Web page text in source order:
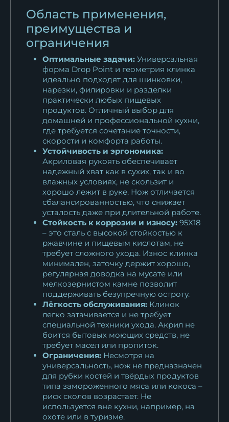
Область применения,
преимущества и
ограничения
Оптимальные задачи: Универсальная
форма Drop Point и геометрия клинка
идеально подходят для шинковки,
нарезки, филировки и разделки
практически любых пищевых
продуктов. Отличный выбор для
домашней и профессиональной кухни,
где требуется сочетание точности,
скорости и комфорта работы.
Устойчивость и эргономика:
Акриловая рукоять обеспечивает
надежный хват как в сухих, так и во
влажных условиях, не скользит и
хорошо лежит в руке. Нож отличается
сбалансированностью, что снижает
усталость даже при длительной работе.
Стойкость к коррозии и износу: 95Х18
– это сталь с высокой стойкостью к
ржавчине и пищевым кислотам, не
требует сложного ухода. Износ клинка
минимален, заточку держит хорошо,
регулярная доводка на мусате или
мелкозернистом камне позволит
поддерживать безупречную остроту.
Лёгкость обслуживания: Клинок
легко затачивается и не требует
специальной техники ухода. Акрил не
боится бытовых моющих средств, не
требует масел или пропиток.
Ограничения: Несмотря на
универсальность, нож не предназначен
для рубки костей и твёрдых продуктов
типа замороженного мяса или кокоса –
риск сколов возрастает. Не
используется вне кухни, например, на
охоте или в туризме.